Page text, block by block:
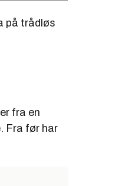
på trådløs
fra en
Fra før har